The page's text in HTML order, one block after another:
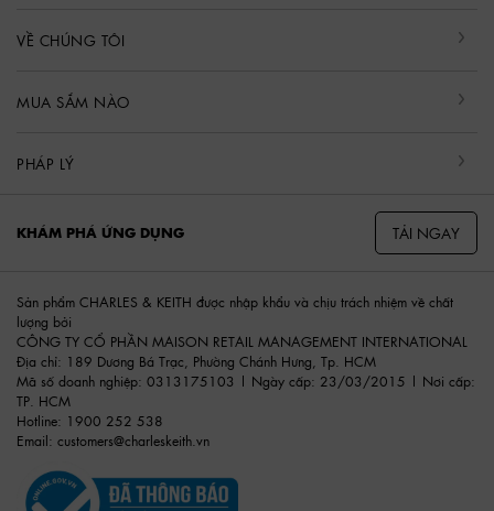
VỀ CHÚNG TÔI
MUA SẮM NÀO
PHÁP LÝ
KHÁM PHÁ ỨNG DỤNG TẢI NGAY
Sản phẩm CHARLES & KEITH được nhập khẩu và chịu trách nhiệm về chất
lượng bởi
CÔNG TY CỔ PHẦN MAISON RETAIL MANAGEMENT INTERNATIONAL
Địa chỉ: 189 Dương Bá Trạc, Phường Chánh Hưng, Tp. HCM
Mã số doanh nghiệp: 0313175103 | Ngày cấp: 23/03/2015 | Nơi cấp:
TP. HCM
Hotline: 1900 252 538
Email: customers@charleskeith.vn